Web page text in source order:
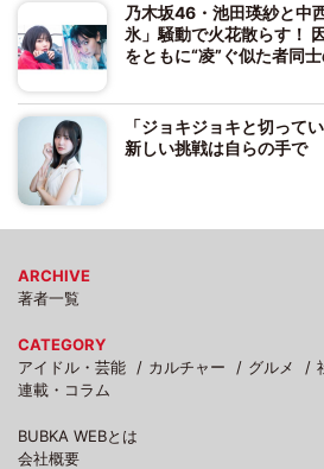
乃木坂46・池田瑛紗と中
氷」騒動で火花散らす！
をともに“凌”ぐ似た者同
「ジョキジョキと切って
新しい挑戦は自らの手で
ARCHIVE
著者一覧
CATEGORY
アイドル・芸能
カルチャー グルメ
連載・コラム
BUBKA WEBとは
会社概要